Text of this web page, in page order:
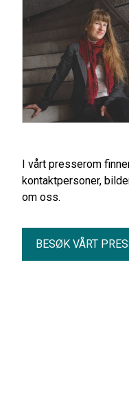
I vårt presserom
kontaktpersoner,
om oss.
BESØK VÅRT